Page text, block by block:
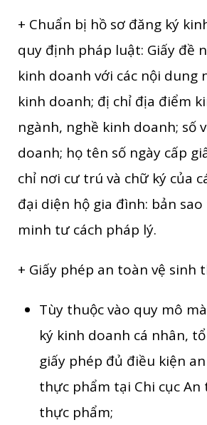
+ Chuẩn bị hồ sơ đăng ký
quy định pháp luật: Giấy đề
kinh doanh với các nội dung
kinh doanh; đị chỉ địa điểm
ngành, nghề kinh doanh; số
doanh; họ tên số ngày cấp
chỉ nơi cư trú và chữ ký của
đại diện hộ gia đình: bản
minh tư cách pháp lý.
+ Giấy phép an toàn vệ sinh
Tùy thuộc vào quy mô
ký kinh doanh cá nhân,
giấy phép đủ điều kiện
thực phẩm tại Chi cục An
thực phẩm;